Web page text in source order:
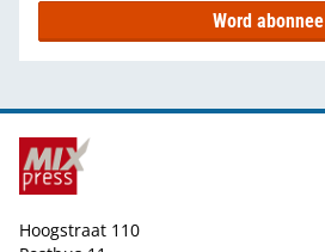
Word abonnee
Hoogstraat 110